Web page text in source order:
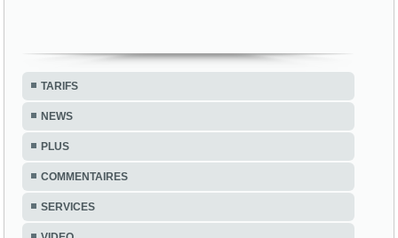
TARIFS
NEWS
PLUS
COMMENTAIRES
SERVICES